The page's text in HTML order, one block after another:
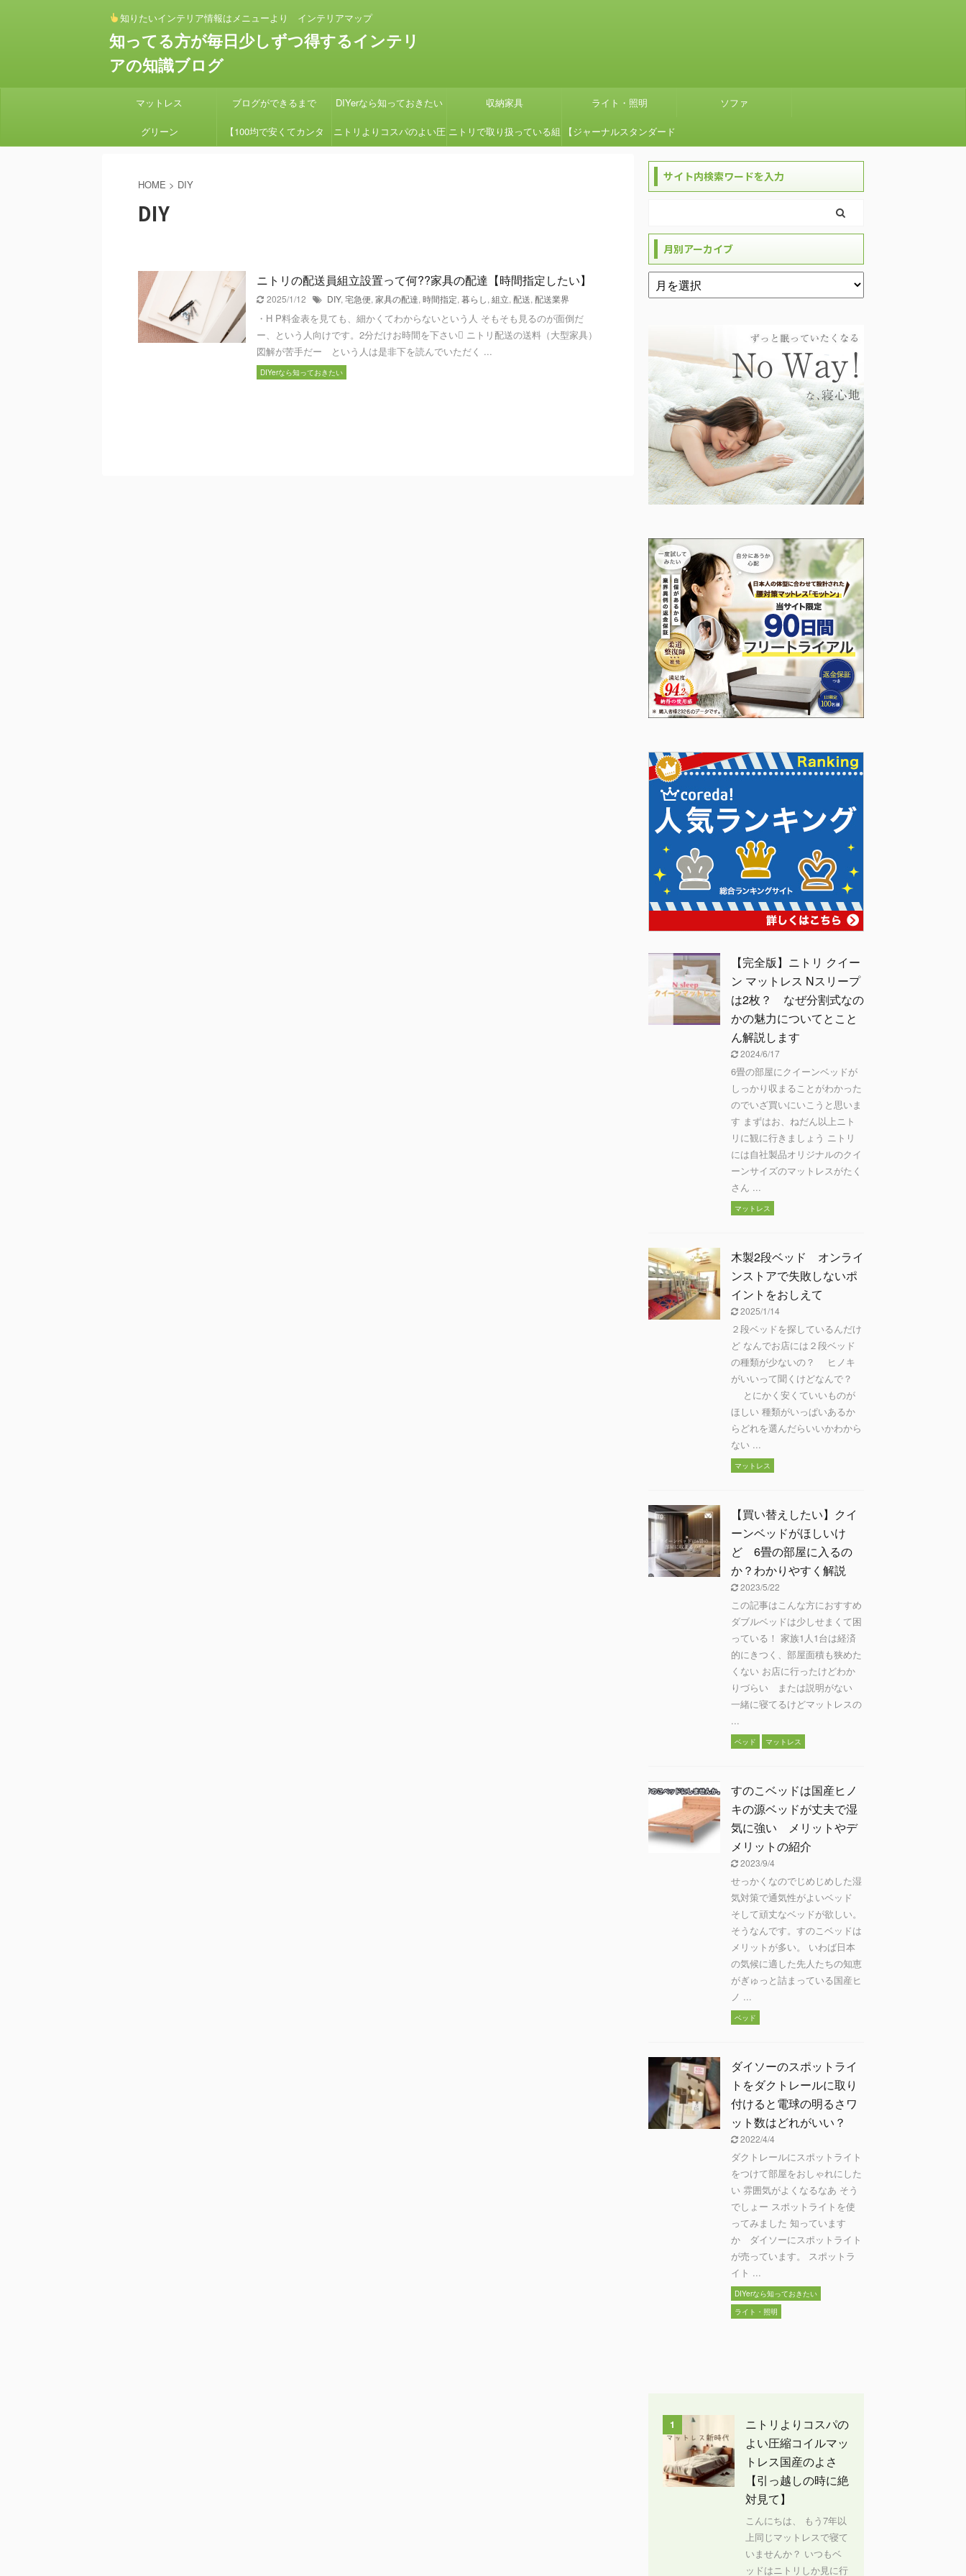
知りたいインテリア情報はメニューより インテリアマップ
知ってる方が毎日少しずつ得するインテリ
アの知識ブログ
マットレス ブログができるまで DIYerなら知っておきたい 収納家具 ライト・照明 ソファ
グリーン 【100均で安くてカンタ ニトリよりコスパのよい圧 ニトリで取り扱っている組 【ジャーナルスタンダード
紹介】『画像多め』グリー
ン用の鉢カバーを使ってみ
HOME > DIY
DIY
ニトリの配送員組立設置って何??家具の配達【時間指定したい】
2025/1/12 DIY, 宅急便, 家具の配達, 時間指定, 暮らし, 組立, 配送, 配送業界
・H P料金表を見ても、細かくてわからないという人 そもそも見るのが面倒だ
ー、という人向けです。2分だけお時間を下さい ニトリ配送の送料（大型家具）
図解が苦手だー という人は是非下を読んでいただく ...
DIYerなら知っておきたい
サイト内検索ワードを入力
月別アーカイブ
【完全版】ニトリ クイー
ン マットレス Nスリープ
は2枚？ なぜ分割式なの
かの魅力についてとこと
ん解説します
2024/6/17
6畳の部屋にクイーンベッドが
しっかり収まることがわかった
のでいざ買いにいこうと思いま
す まずはお、ねだん以上ニト
リに観に行きましょう ニトリ
には自社製品オリジナルのクイ
ーンサイズのマットレスがたく
さん ...
マットレス
木製2段ベッド オンライ
ンストアで失敗しないポ
イントをおしえて
2025/1/14
２段ベッドを探しているんだけ
ど なんでお店には２段ベッド
の種類が少ないの？ ヒノキ
がいいって聞くけどなんで？
とにかく安くていいものが
ほしい 種類がいっぱいあるか
らどれを選んだらいいかわから
ない ...
マットレス
【買い替えしたい】クイ
ーンベッドがほしいけ
ど 6畳の部屋に入るの
か？わかりやすく解説
2023/5/22
この記事はこんな方におすすめ
ダブルベッドは少しせまくて困
っている！ 家族1人1台は経済
的にきつく、部屋面積も狭めた
くない お店に行ったけどわか
りづらい または説明がない
一緒に寝てるけどマットレスの
...
ベッド マットレス
すのこベッドは国産ヒノ
キの源ベッドが丈夫で湿
気に強い メリットやデ
メリットの紹介
2023/9/4
せっかくなのでじめじめした湿
気対策で通気性がよいベッド
そして頑丈なベッドが欲しい。
そうなんです。すのこベッドは
メリットが多い。 いわば日本
の気候に適した先人たちの知恵
がぎゅっと詰まっている国産ヒ
ノ ...
ベッド
ダイソーのスポットライ
トをダクトレールに取り
付けると電球の明るさワ
ット数はどれがいい？
2022/4/4
ダクトレールにスポットライト
をつけて部屋をおしゃれにした
い 雰囲気がよくなるなあ そう
でしょー スポットライトを使
ってみました 知っています
か ダイソーにスポットライト
が売っています。 スポットラ
イト ...
DIYerなら知っておきたい
ライト・照明
1
ニトリよりコスパの
よい圧縮コイルマッ
トレス国産のよさ
【引っ越しの時に絶
対見て】
こんにちは、 もう7年以
上同じマットレスで寝て
いませんか？ いつもベ
ッドはニトリしか見に行